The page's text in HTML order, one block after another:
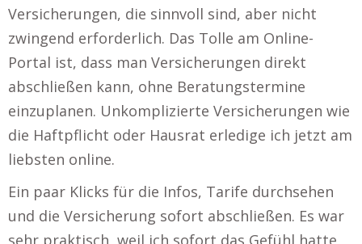
Versicherungen, die sinnvoll sind, aber nicht
zwingend erforderlich. Das Tolle am Online-
Portal ist, dass man Versicherungen direkt
abschließen kann, ohne Beratungstermine
einzuplanen. Unkomplizierte Versicherungen wie
die Haftpflicht oder Hausrat erledige ich jetzt am
liebsten online.
Ein paar Klicks für die Infos, Tarife durchsehen
und die Versicherung sofort abschließen. Es war
sehr praktisch, weil ich sofort das Gefühl hatte,